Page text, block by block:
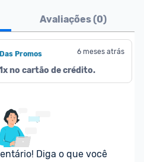
Avaliações (0)
Promos 6 meses atrás
no cartão de crédito.
Diga o que você